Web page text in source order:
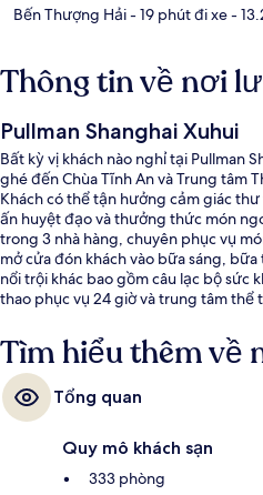
Bến Thượng Hải- 19 phút đi xe-
Thông tin về nơi
Pullman Shanghai Xuhui
Bất kỳ vị khách nào nghỉ tại Pullman
ghé đến Chùa Tĩnh An và Trung tâm
Khách có thể tận hưởng cảm giác
ấn huyệt đạo và thưởng thức món
trong 3 nhà hàng, chuyên phục vụ
mở cửa đón khách vào bữa sáng,
nổi trội khác bao gồm câu lạc bộ sức
thao phục vụ 24 giờ và trung tâm thể
ngầm Shanghai South 13 phút.
Tìm hiểu thêm về
Tổng quan
Quy mô khách sạn
333 phòng